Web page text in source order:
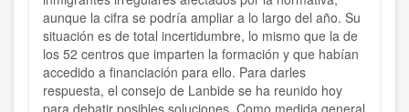
aunque la cifra se podría ampliar a lo largo del año. Su
situación es de total incertidumbre, lo mismo que la de
los 52 centros que imparten la formación y que habían
accedido a financiación para ello. Para darles
respuesta, el consejo de Lanbide se ha reunido hoy